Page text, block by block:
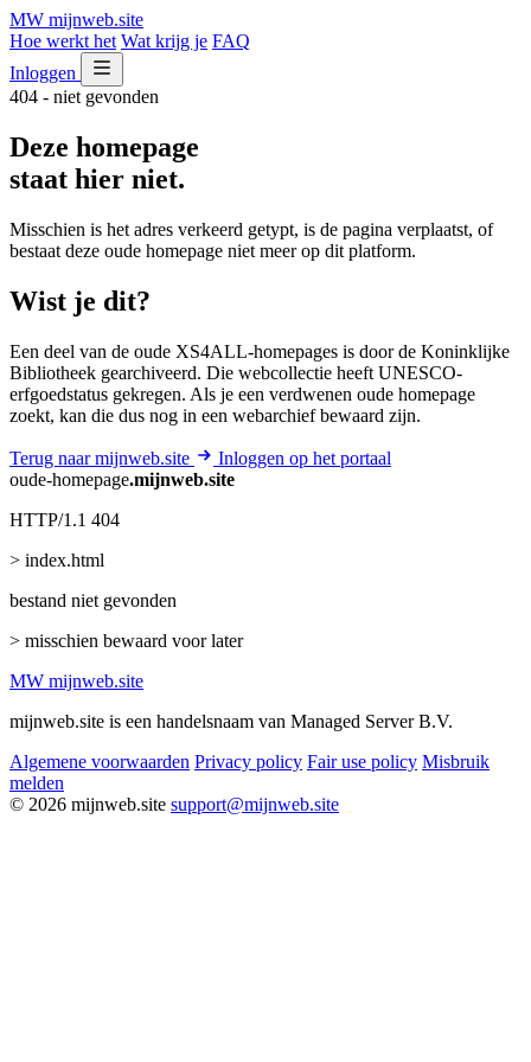
MW mijnweb.site
Hoe werkt het Wat krijg je FAQ
Inloggen
404 - niet gevonden
Deze homepage
staat hier niet.
Misschien is het adres verkeerd getypt, is de pagina verplaatst, of
bestaat deze oude homepage niet meer op dit platform.
Wist je dit?
Een deel van de oude XS4ALL-homepages is door de Koninklijke
Bibliotheek gearchiveerd. Die webcollectie heeft UNESCO-
erfgoedstatus gekregen. Als je een verdwenen oude homepage
zoekt, kan die dus nog in een webarchief bewaard zijn.
Terug naar mijnweb.site
Inloggen op het portaal
oude-homepage.mijnweb.site
HTTP/1.1 404
> index.html
bestand niet gevonden
> misschien bewaard voor later
MW mijnweb.site
mijnweb.site is een handelsnaam van Managed Server B.V.
Algemene voorwaarden Privacy policy Fair use policy Misbruik
melden
© 2026 mijnweb.site support@mijnweb.site